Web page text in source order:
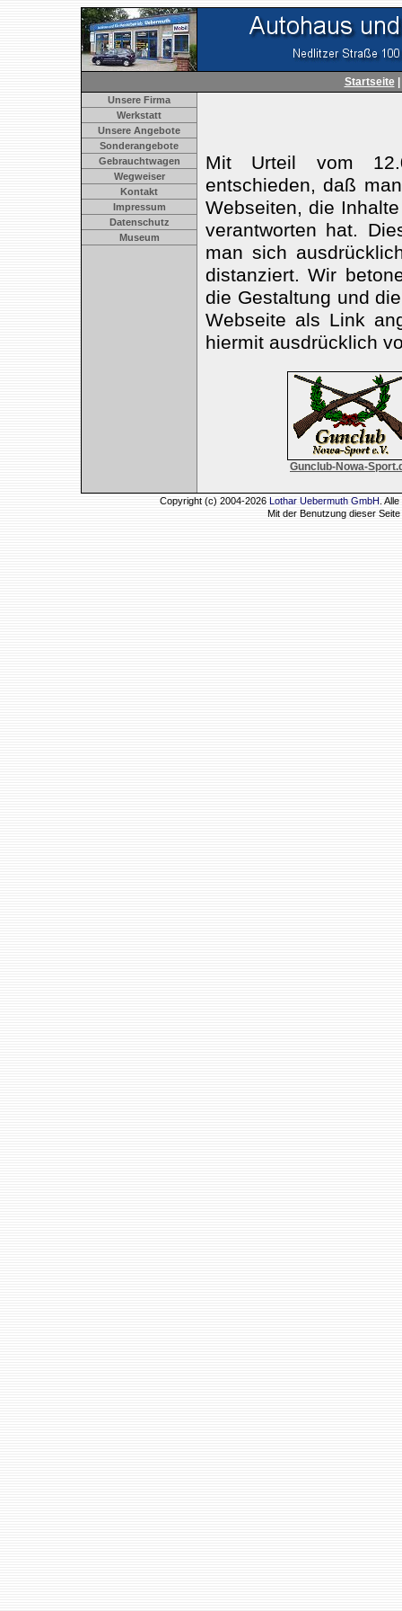
Startseite|
Unsere Firma
Werkstatt
Unsere Angebote
Sonderangebote
Gebrauchtwagen
Wegweiser
Kontakt
Impressum
Datenschutz
Museum
Mit Urteil vom
entschieden, daß
Webseiten, die
verantworten hat.
man sich
distanziert. Wir
die Gestaltung und
Webseite als Link
hiermit ausdrücklich
Gunclub-Nowa-
Copyright (c) 2004-2026 Lothar Uebermuth GmbH .
Mit der Benutzung dieser